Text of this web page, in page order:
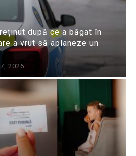
după ce a băgat în
a vrut să aplaneze un
2026